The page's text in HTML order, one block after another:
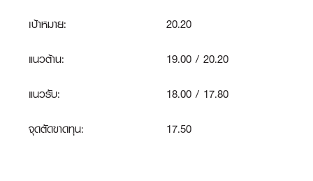
เป้าหมาย:
20.20
แนวต้าน:
19.00 / 20.20
แนวรับ:
18.00 / 17.80
จุดตัดขาดทุน: 17.50